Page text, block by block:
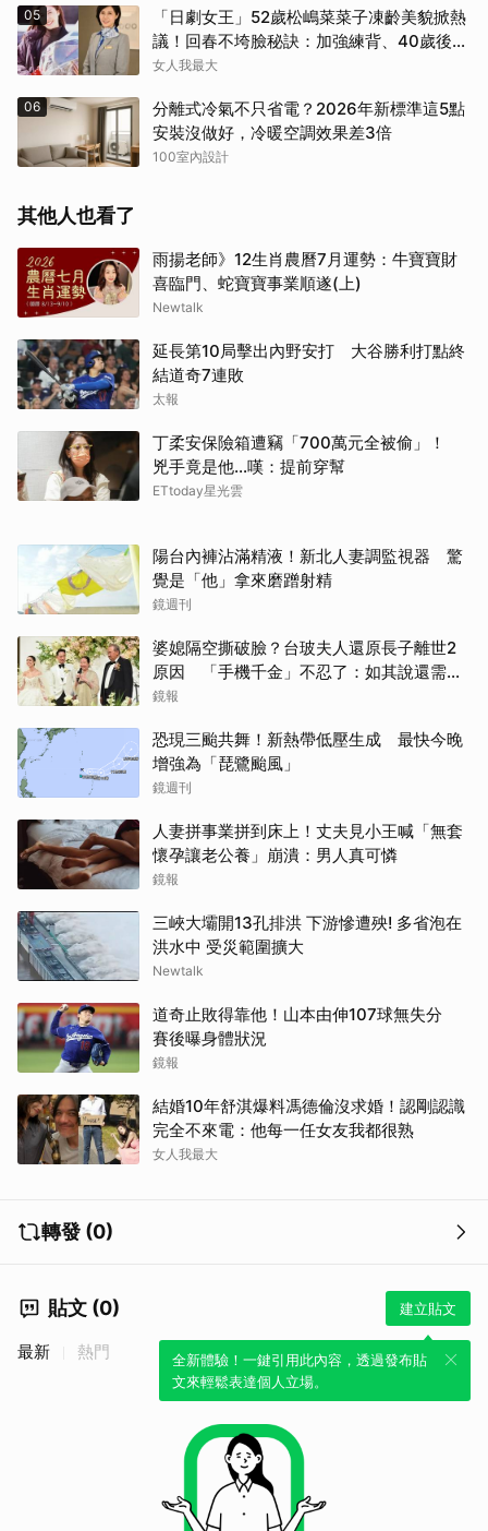
05
「日劇女王」52歲松嶋菜菜子凍齡美貌掀熱
議！回春不垮臉秘訣：加強練背、40歲後飲
食是關鍵！
女人我最大
06
分離式冷氣不只省電？2026年新標準這5點
安裝沒做好，冷暖空調效果差3倍
100室內設計
其他人也看了
雨揚老師》12生肖農曆7月運勢：牛寶寶財
喜臨門、蛇寶寶事業順遂(上)
Newtalk
延長第10局擊出內野安打 大谷勝利打點終
結道奇7連敗
太報
丁柔安保險箱遭竊「700萬元全被偷」！
兇手竟是他...嘆：提前穿幫
ETtoday星光雲
陽台內褲沾滿精液！新北人妻調監視器 驚
覺是「他」拿來磨蹭射精
鏡週刊
婆媳隔空撕破臉？台玻夫人還原長子離世2
原因 「手機千金」不忍了：如其說還需要
離開嗎？
鏡報
恐現三颱共舞！新熱帶低壓生成 最快今晚
增強為「琵鷺颱風」
鏡週刊
人妻拼事業拼到床上！丈夫見小王喊「無套
懷孕讓老公養」崩潰：男人真可憐
鏡報
三峽大壩開13孔排洪 下游慘遭殃! 多省泡在
洪水中 受災範圍擴大
Newtalk
道奇止敗得靠他！山本由伸107球無失分
賽後曝身體狀況
鏡報
結婚10年舒淇爆料馮德倫沒求婚！認剛認識
完全不來電：他每一任女友我都很熟
女人我最大
轉發 (0)
貼文 (0) 建立貼文
全新體驗！一鍵引用此內容，透過發布貼
文來輕鬆表達個人立場。
最新 熱門